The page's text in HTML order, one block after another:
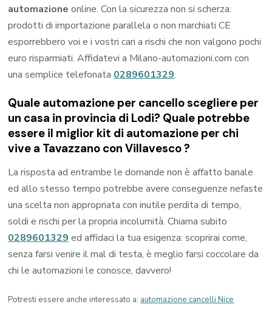
automazione online. Con la sicurezza non si scherza:
prodotti di importazione parallela o non marchiati CE
esporrebbero voi e i vostri cari a rischi che non valgono pochi
euro risparmiati. Affidatevi a Milano-automazioni.com con
una semplice telefonata 0289601329.
Quale automazione per cancello scegliere per
un casa in provincia di Lodi? Quale potrebbe
essere il miglior kit di automazione per chi
vive a Tavazzano con Villavesco?
La risposta ad entrambe le domande non è affatto banale
ed allo stesso tempo potrebbe avere conseguenze nefaste
una scelta non appropriata con inutile perdita di tempo,
soldi e rischi per la propria incolumità. Chiama subito
0289601329 ed affidaci la tua esigenza: scoprirai come,
senza farsi venire il mal di testa, è meglio farsi coccolare da
chi le automazioni le conosce, davvero!
Potresti essere anche interessato a: automazione cancelli Nice